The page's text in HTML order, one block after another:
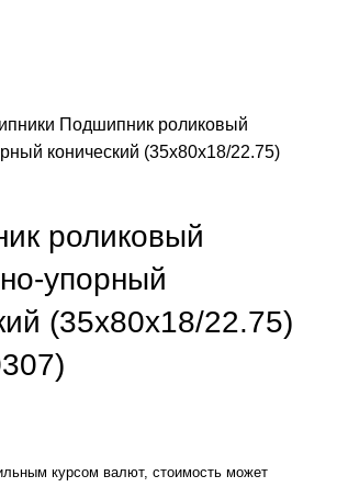
Подшипник роликовый
конический (35x80x18/22.75)
роликовый
упорный
(35x80x18/22.75)
курсом валют, стоимость может